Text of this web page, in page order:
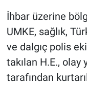
İhbar üzerine
UMKE, sağlık,
ve dalgıç polis
takılan H.E.,
tarafından